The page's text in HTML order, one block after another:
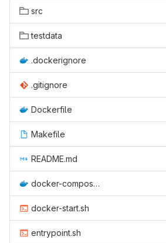
src
testdata
.dockerignore
.gitignore
Dockerfile
Makefile
README.md
docker-compose.yml
docker-start.sh
entrypoint.sh